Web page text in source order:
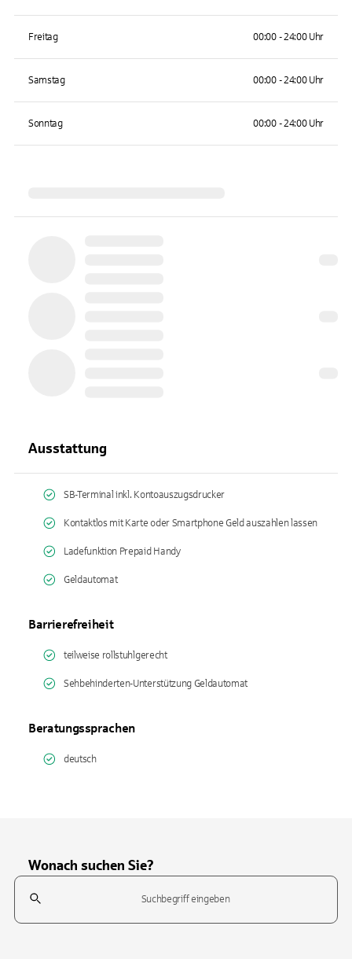
Freitag 00:00 - 24:00 Uhr
Samstag 00:00 - 24:00 Uhr
Sonntag 00:00 - 24:00 Uhr
Ausstattung
SB-Terminal inkl. Kontoauszugsdrucker
Kontaktlos mit Karte oder Smartphone Geld auszahlen lassen
Ladefunktion Prepaid Handy
Geldautomat
Barrierefreiheit
teilweise rollstuhlgerecht
Sehbehinderten-Unterstützung Geldautomat
Beratungssprachen
deutsch
Wonach suchen Sie?
Suchfeld